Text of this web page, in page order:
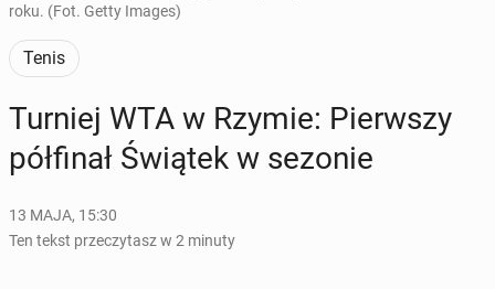
roku. (Fot. Getty Images)
Tenis
Turniej WTA w Rzymie: Pierw­szy
pół­fi­nał Świątek w sezonie
13 MAJA, 15:30
Ten tekst przeczytasz w 2 minuty